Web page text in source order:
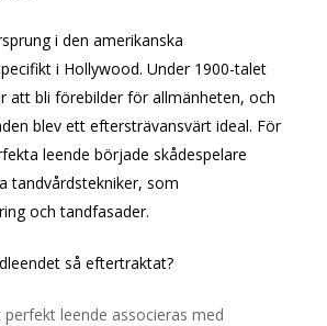
i den amerikanska
i Hollywood. Under 1900-talet
att bli förebilder för allmänheten, och
blev ett eftersträvansvärt ideal. För
leende började skådespelare
tandvårdstekniker, som
och tandfasader.
så eftertraktat?
perfekt leende associeras med